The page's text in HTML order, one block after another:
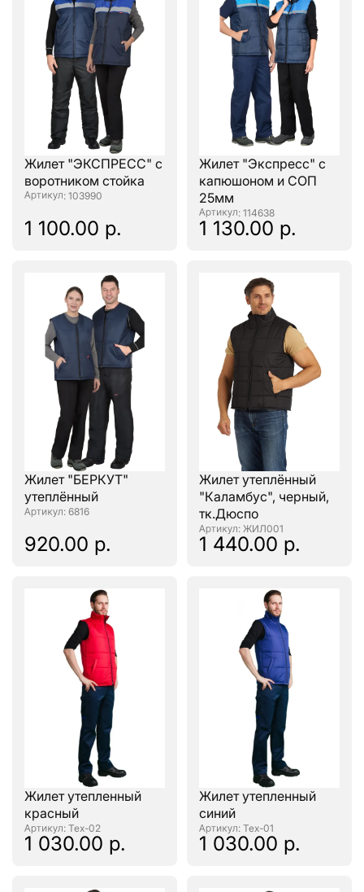
Жилет "ЭКСПРЕСС" с
воротником стойка
: 103990
1 100.00 р.
Жилет "Экспресс" с
капюшоном и СОП
25мм
: 114638
1 130.00 р.
Жилет "БЕРКУТ"
утеплённый
: 6816
920.00 р.
Жилет утеплённый
"Каламбус", черный,
тк.Дюспо
: ЖИЛ001
1 440.00 р.
Жилет утепленный
красный
: Тех-02
1 030.00 р.
Жилет утепленный
синий
: Тех-01
1 030.00 р.